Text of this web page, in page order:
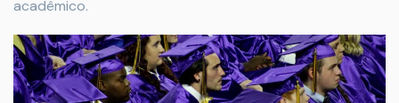
acadêmico.